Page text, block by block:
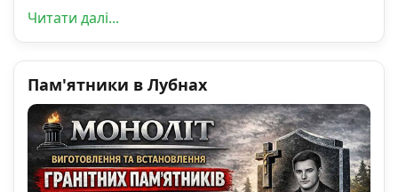
Читати далі...
Пам'ятники в Лубнах